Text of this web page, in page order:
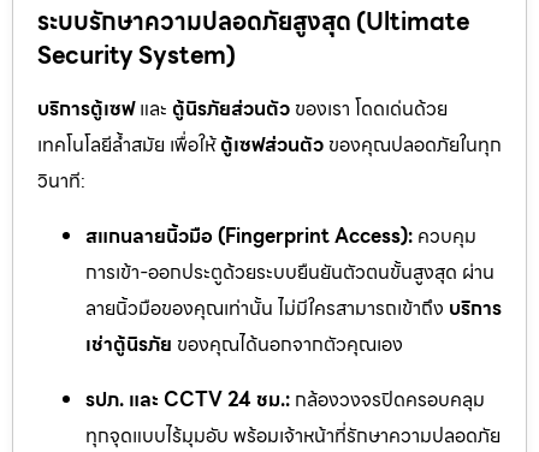
ระบบรักษาความปลอดภัยสูงสุด (Ultimate
Security System)
บริการตู้เซฟและ ตู้นิรภัยส่วนตัว ของเรา โดดเด่นด้วย
เทคโนโลยีล้ำสมัย เพื่อให้ตู้เซฟส่วนตัว ของคุณปลอดภัยในทุก
วินาที:
สแกนลายนิ้วมือ (Fingerprint Access): ควบคุม
การเข้า-ออกประตูด้วยระบบยืนยันตัวตนขั้นสูงสุด ผ่าน
ลายนิ้วมือของคุณเท่านั้น ไม่มีใครสามารถเข้าถึง บริการ
เช่าตู้นิรภัย ของคุณได้นอกจากตัวคุณเอง
รปภ. และ CCTV 24 ชม.: กล้องวงจรปิดครอบคลุม
ทุกจุดแบบไร้มุมอับ พร้อมเจ้าหน้าที่รักษาความปลอดภัย